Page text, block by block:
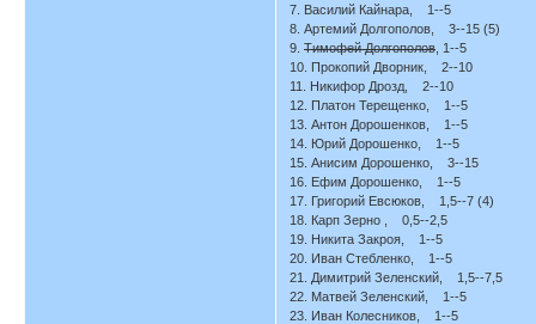
7. Василий Кайнара, 1--5
8. Артемий Долгополов, 3--15 (5)
9.Тимофей Долгополов , 1--5
10. Прокопий Дворник, 2--10
11. Никифор Дрозд, 2--10
12. Платон Терещенко, 1--5
13. Антон Дорошенков, 1--5
14. Юрий Дорошенко, 1--5
15. Анисим Дорошенко, 3--15
16. Ефим Дорошенко, 1--5
17. Григорий Евсюков, 1,5--7 (4)
18. Карп Зерно , 0,5--2,5
19. Никита Закроя, 1--5
20. Иван Стебленко, 1--5
21. Димитрий Зеленский, 1,5--7,5
22. Матвей Зеленский, 1--5
23. Иван Колесников, 1--5